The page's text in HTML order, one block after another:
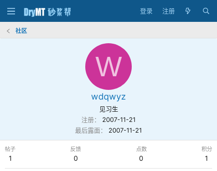
登录 注册
社区
W
wdqwyz
见习生
注册
2007-11-21
最后露面
2007-11-21
帖子
1
反馈
0
点数
0
积分
1